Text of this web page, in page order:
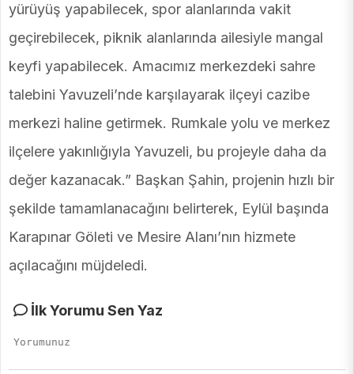
yürüyüş yapabilecek, spor alanlarında vakit
geçirebilecek, piknik alanlarında ailesiyle mangal
keyfi yapabilecek. Amacımız merkezdeki sahre
talebini Yavuzeli’nde karşılayarak ilçeyi cazibe
merkezi haline getirmek. Rumkale yolu ve merkez
ilçelere yakınlığıyla Yavuzeli, bu projeyle daha da
değer kazanacak.” Başkan Şahin, projenin hızlı bir
şekilde tamamlanacağını belirterek, Eylül başında
Karapınar Göleti ve Mesire Alanı’nın hizmete
açılacağını müjdeledi.
İlk Yorumu Sen Yaz